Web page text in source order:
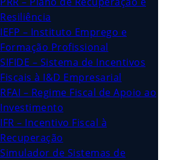
Resiliência
IEFP – Instituto Emprego e
Formação Profissional
SIFIDE – Sistema de Incentivos
Fiscais à I&D Empresarial
RFAI – Regime Fiscal de Apoio ao
Investimento
IFR – Incentivo Fiscal à
Recuperação
Simulador de Sistemas de